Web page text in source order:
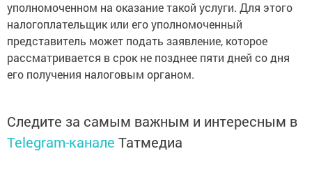
уполномоченном на оказание такой услуги. Для этого
налогоплательщик или его уполномоченный
представитель может подать заявление, которое
рассматривается в срок не позднее пяти дней со дня
его получения налоговым органом.
Следите за самым важным и интересным в
Telegram-канале Татмедиа